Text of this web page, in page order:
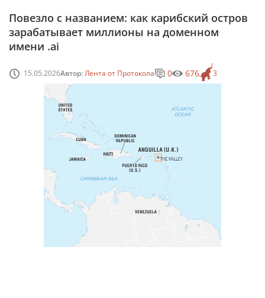
Повезло с названием: как карибский остров
зарабатывает миллионы на доменном
имени .ai
15.05.2026Автор:Лента от Протокола 3
0 676